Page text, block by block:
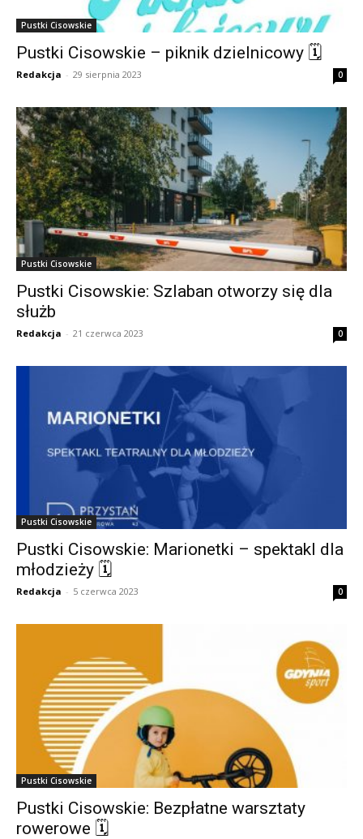
Pustki Cisowskie
Pustki Cisowskie – piknik dzielnicowy 🗓
Redakcja - 29 sierpnia 2023 0
Pustki Cisowskie
Pustki Cisowskie: Szlaban otworzy się dla
służb
Redakcja - 21 czerwca 2023 0
Pustki Cisowskie
Pustki Cisowskie: Marionetki – spektakl dla
młodzieży 🗓
Redakcja - 5 czerwca 2023 0
Pustki Cisowskie
Pustki Cisowskie: Bezpłatne warsztaty
rowerowe 🗓